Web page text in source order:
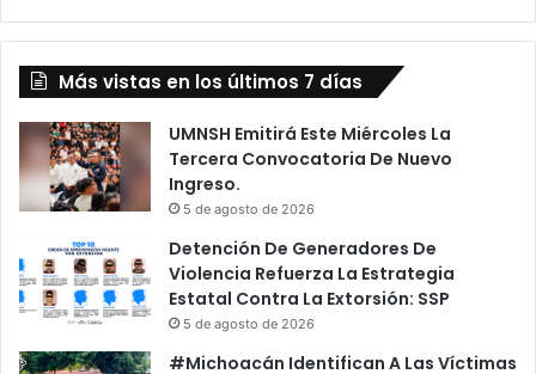
Más vistas en los últimos 7 días
UMNSH Emitirá Este Miércoles La
Tercera Convocatoria De Nuevo
Ingreso.
5 de agosto de 2026
Detención De Generadores De
Violencia Refuerza La Estrategia
Estatal Contra La Extorsión: SSP
5 de agosto de 2026
#Michoacán Identifican A Las Víctimas